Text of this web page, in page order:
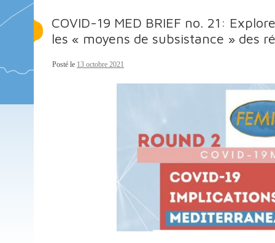
COVID-19 MED BRIEF no. 21:
les « moyens de subsistance » des
Posté le 13 octobre 2021